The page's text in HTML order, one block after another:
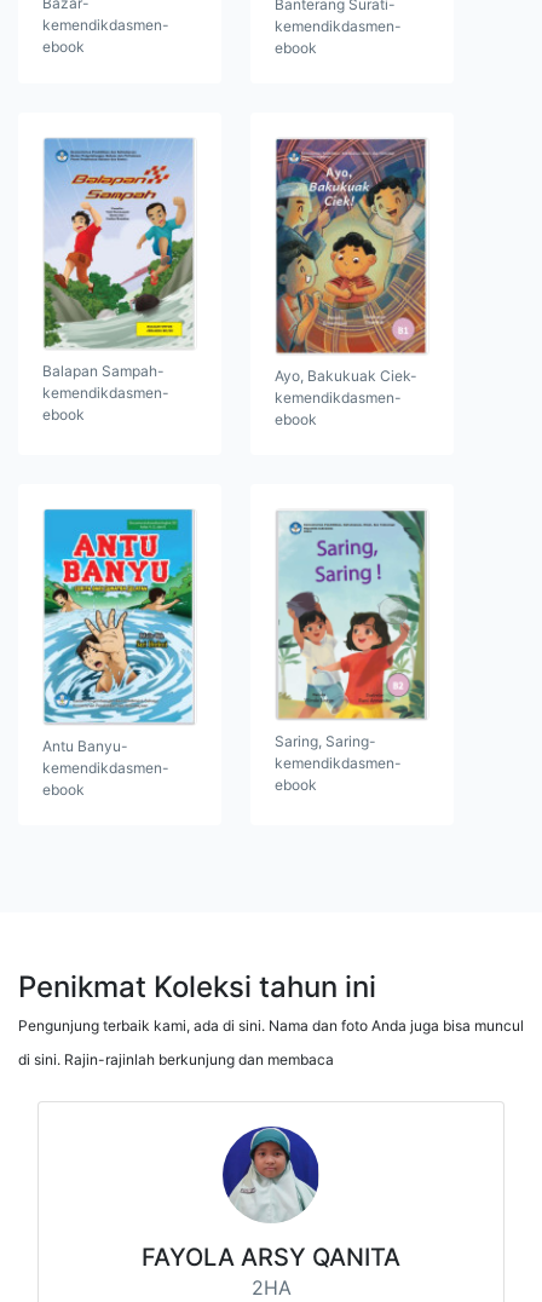
kemendikdasmen-
ebook
Banterang Surati-
kemendikdasmen-
ebook
Balapan Sampah-
kemendikdasmen-
ebook
Ayo, Bakukuak Ciek-
kemendikdasmen-
ebook
Antu Banyu-
kemendikdasmen-
ebook
Saring, Saring-
kemendikdasmen-
ebook
Penikmat Koleksi tahun ini
Pengunjung terbaik kami, ada di sini. Nama dan foto Anda juga bisa muncul
di sini. Rajin-rajinlah berkunjung dan membaca
FAYOLA ARSY QANITA
2HA